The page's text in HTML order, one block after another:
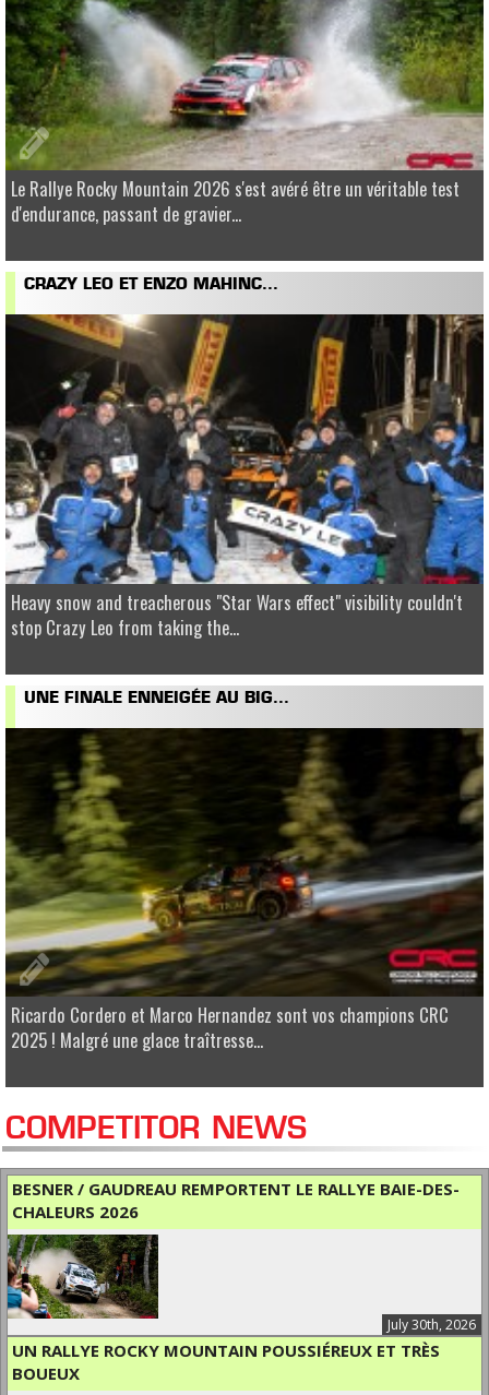
Le Rallye Rocky Mountain 2026 s'est avéré être un véritable test
d'endurance, passant de gravier...
CRAZY LEO ET ENZO MAHINC...
Heavy snow and treacherous "Star Wars effect" visibility couldn't
stop Crazy Leo from taking the...
UNE FINALE ENNEIGÉE AU BIG...
Ricardo Cordero et Marco Hernandez sont vos champions CRC
2025 ! Malgré une glace traîtresse...
COMPETITOR NEWS
BESNER / GAUDREAU REMPORTENT LE RALLYE BAIE-DES-
CHALEURS 2026
July 30th, 2026
UN RALLYE ROCKY MOUNTAIN POUSSIÉREUX ET TRÈS
BOUEUX